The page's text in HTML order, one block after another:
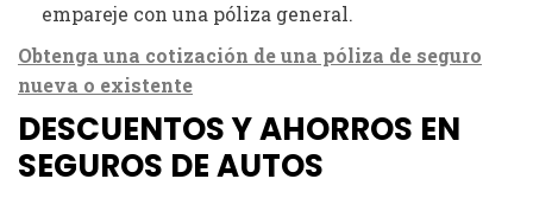
empareje con una póliza general.
Obtenga una cotización de una póliza de seguro
nueva o existente
DESCUENTOS Y AHORROS EN
SEGUROS DE AUTOS